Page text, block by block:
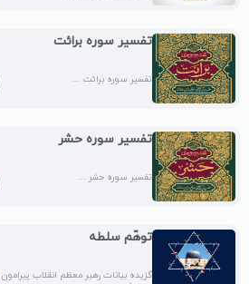
تفسیر سوره برائت
تفسیر سوره برائت ...
تفسیر سوره حشر
تفسیر سوره حشر ...
توهّم سلطه
گزیده بیانات رهبر معظم انقلاب پیرامون